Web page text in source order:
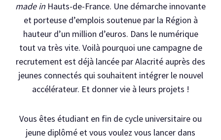
made in Hauts-de-France. Une démarche innovante
et porteuse d’emplois soutenue par la Région à
hauteur d’un million d’euros. Dans le numérique
tout va très vite. Voilà pourquoi une campagne de
recrutement est déjà lancée par Alacrité auprès des
jeunes connectés qui souhaitent intégrer le nouvel
accélérateur. Et donner vie à leurs projets !
Vous êtes étudiant en fin de cycle universitaire ou
jeune diplômé et vous voulez vous lancer dans